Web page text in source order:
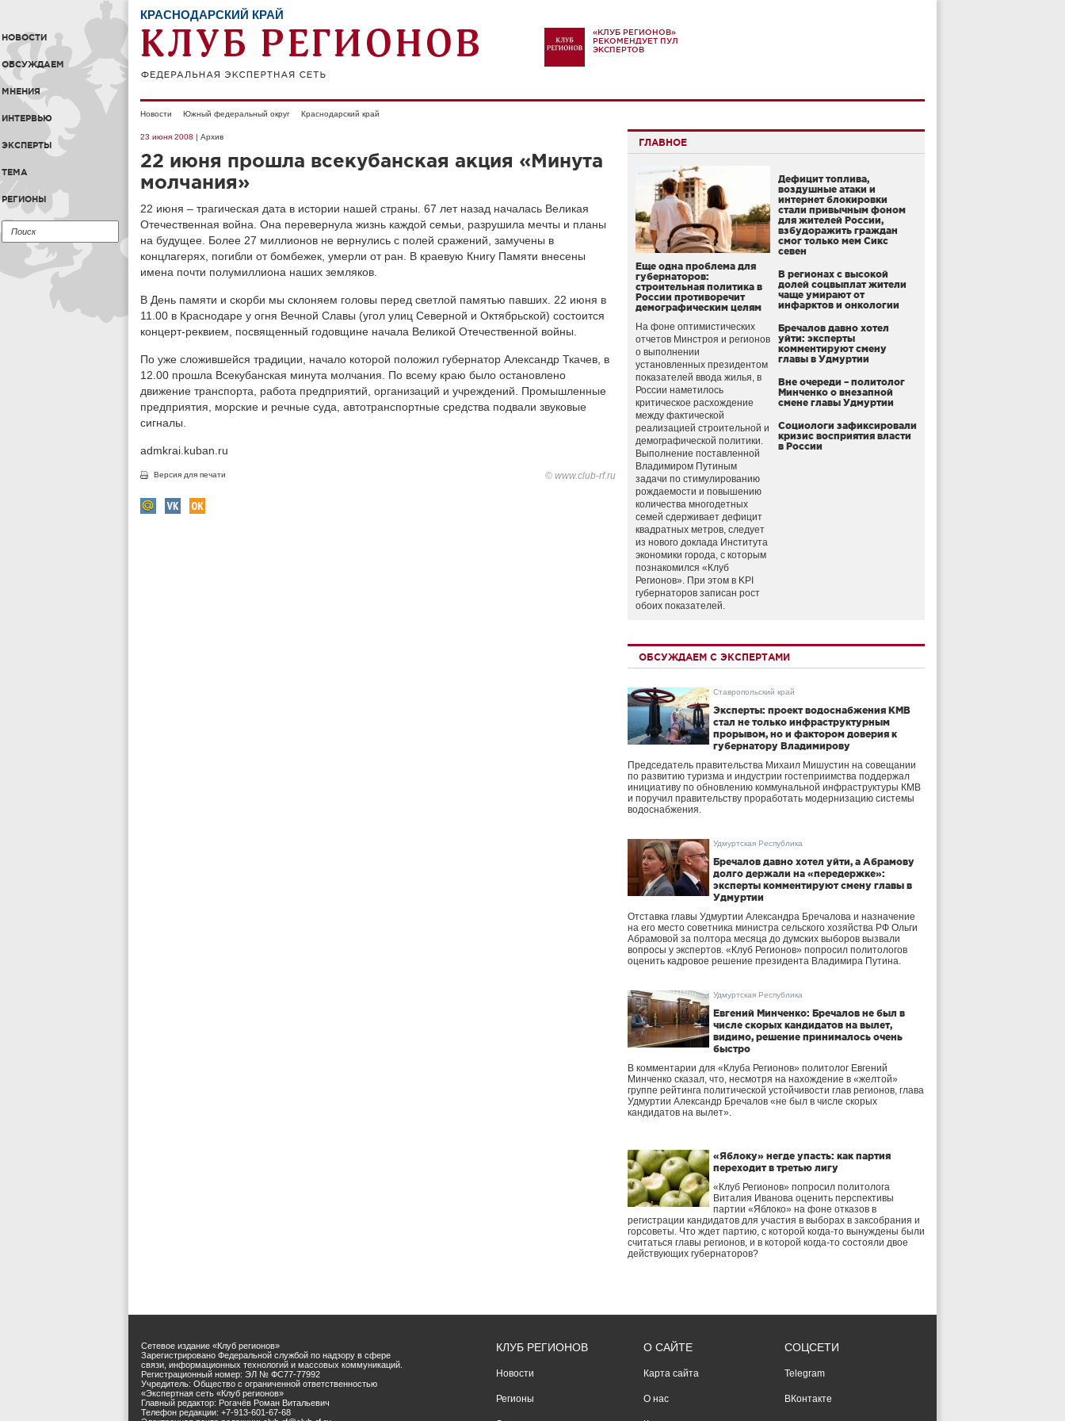
НОВОСТИ
ОБСУЖДАЕМ
МНЕНИЯ
ИНТЕРВЬЮ
ЭКСПЕРТЫ
ТЕМА
РЕГИОНЫ
КРАСНОДАРСКИЙ КРАЙ
«КЛУБ РЕГИОНОВ»
РЕКОМЕНДУЕТ ПУЛ
ЭКСПЕРТОВ
Новости Южный федеральный округ Краснодарский край
23 июня 2008 | Архив
22 июня прошла всекубанская акция «Минута
молчания»
22 июня – трагическая дата в истории нашей страны. 67 лет назад началась Великая
Отечественная война. Она перевернула жизнь каждой семьи, разрушила мечты и планы
на будущее. Более 27 миллионов не вернулись с полей сражений, замучены в
концлагерях, погибли от бомбежек, умерли от ран. В краевую Книгу Памяти внесены
имена почти полумиллиона наших земляков.
В День памяти и скорби мы склоняем головы перед светлой памятью павших. 22 июня в
11.00 в Краснодаре у огня Вечной Славы (угол улиц Северной и Октябрьской) состоится
концерт-реквием, посвященный годовщине начала Великой Отечественной войны.
По уже сложившейся традиции, начало которой положил губернатор Александр Ткачев, в
12.00 прошла Всекубанская минута молчания. По всему краю было остановлено
движение транспорта, работа предприятий, организаций и учреждений. Промышленные
предприятия, морские и речные суда, автотранспортные средства подвали звуковые
сигналы.
admkrai.kuban.ru
Версия для печати © www.club-rf.ru
ГЛАВНОЕ
Еще одна проблема для
губернаторов:
строительная политика в
России противоречит
демографическим целям
На фоне оптимистических
отчетов Минстроя и регионов
о выполнении
установленных президентом
показателей ввода жилья, в
России наметилось
критическое расхождение
между фактической
реализацией строительной и
демографической политики.
Выполнение поставленной
Владимиром Путиным
задачи по стимулированию
рождаемости и повышению
количества многодетных
семей сдерживает дефицит
квадратных метров, следует
из нового доклада Института
экономики города, с которым
познакомился «Клуб
Регионов». При этом в KPI
губернаторов записан рост
обоих показателей.
Дефицит топлива,
воздушные атаки и
интернет блокировки
стали привычным фоном
для жителей России,
взбудоражить граждан
смог только мем Сикс
севен
В регионах с высокой
долей соцвыплат жители
чаще умирают от
инфарктов и онкологии
Бречалов давно хотел
уйти: эксперты
комментируют смену
главы в Удмуртии
Вне очереди – политолог
Минченко о внезапной
смене главы Удмуртии
Социологи зафиксировали
кризис восприятия власти
в России
ОБСУЖДАЕМ С ЭКСПЕРТАМИ
Ставропольский край
Эксперты: проект водоснабжения КМВ
стал не только инфраструктурным
прорывом, но и фактором доверия к
губернатору Владимирову
Председатель правительства Михаил Мишустин на совещании
по развитию туризма и индустрии гостеприимства поддержал
инициативу по обновлению коммунальной инфраструктуры КМВ
и поручил правительству проработать модернизацию системы
водоснабжения.
Удмуртская Республика
Бречалов давно хотел уйти, а Абрамову
долго держали на «передержке»:
эксперты комментируют смену главы в
Удмуртии
Отставка главы Удмуртии Александра Бречалова и назначение
на его место советника министра сельского хозяйства РФ Ольги
Абрамовой за полтора месяца до думских выборов вызвали
вопросы у экспертов. «Клуб Регионов» попросил политологов
оценить кадровое решение президента Владимира Путина.
Удмуртская Республика
Евгений Минченко: Бречалов не был в
числе скорых кандидатов на вылет,
видимо, решение принималось очень
быстро
В комментарии для «Клуба Регионов» политолог Евгений
Минченко сказал, что, несмотря на нахождение в «желтой»
группе рейтинга политической устойчивости глав регионов, глава
Удмуртии Александр Бречалов «не был в числе скорых
кандидатов на вылет».
«Яблоку» негде упасть: как партия
переходит в третью лигу
«Клуб Регионов» попросил политолога
Виталия Иванова оценить перспективы
партии «Яблоко» на фоне отказов в
регистрации кандидатов для участия в выборах в заксобрания и
горсоветы. Что ждет партию, с которой когда-то вынуждены были
считаться главы регионов, и в которой когда-то состояли двое
действующих губернаторов?
Сетевое издание «Клуб регионов»
Зарегистрировано Федеральной службой по надзору в сфере
связи, информационных технологий и массовых коммуникаций.
Регистрационный номер: ЭЛ № ФС77-77992
Учредитель: Общество с ограниченной ответственностью
«Экспертная сеть «Клуб регионов»
Главный редактор: Рогачёв Роман Витальевич
Телефон редакции: +7-913-601-67-68
КЛУБ РЕГИОНОВ
Новости
Регионы
О САЙТЕ
Карта сайта
О нас
СОЦСЕТИ
Telegram
ВКонтакте